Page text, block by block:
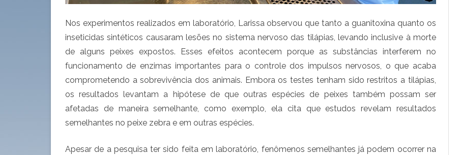
a
q
e
o
d
a
Nos experimentos realizados em laboratório, Larissa observou que tanto a guanitoxina quanto os
inseticidas sintéticos causaram lesões no sistema nervoso das tilápias, levando inclusive à morte
de alguns peixes expostos. Esses efeitos acontecem porque as substâncias interferem no
funcionamento de enzimas importantes para o controle dos impulsos nervosos, o que acaba
comprometendo a sobrevivência dos animais. Embora os testes tenham sido restritos a tilápias,
os resultados levantam a hipótese de que outras espécies de peixes também possam ser
afetadas de maneira semelhante, como exemplo, ela cita que estudos revelam resultados
semelhantes no peixe zebra e em outras espécies.
Apesar de a pesquisa ter sido feita em laboratório, fenômenos semelhantes já podem ocorrer na